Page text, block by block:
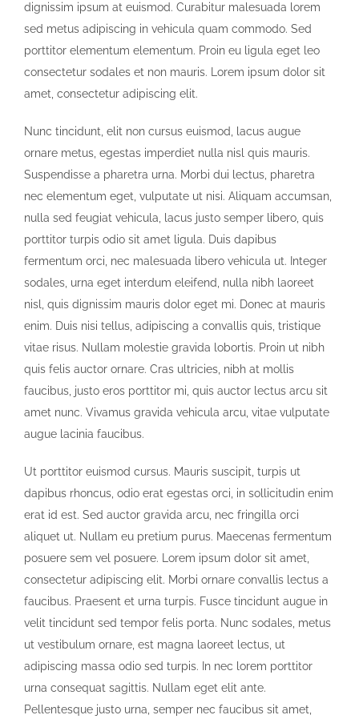
dignissim ipsum at euismod. Curabitur malesuada lorem
sed metus adipiscing in vehicula quam commodo. Sed
porttitor elementum elementum. Proin eu ligula eget leo
consectetur sodales et non mauris. Lorem ipsum dolor sit
amet, consectetur adipiscing elit.
Nunc tincidunt, elit non cursus euismod, lacus augue
ornare metus, egestas imperdiet nulla nisl quis mauris.
Suspendisse a pharetra urna. Morbi dui lectus, pharetra
nec elementum eget, vulputate ut nisi. Aliquam accumsan,
nulla sed feugiat vehicula, lacus justo semper libero, quis
porttitor turpis odio sit amet ligula. Duis dapibus
fermentum orci, nec malesuada libero vehicula ut. Integer
sodales, urna eget interdum eleifend, nulla nibh laoreet
nisl, quis dignissim mauris dolor eget mi. Donec at mauris
enim. Duis nisi tellus, adipiscing a convallis quis, tristique
vitae risus. Nullam molestie gravida lobortis. Proin ut nibh
quis felis auctor ornare. Cras ultricies, nibh at mollis
faucibus, justo eros porttitor mi, quis auctor lectus arcu sit
amet nunc. Vivamus gravida vehicula arcu, vitae vulputate
augue lacinia faucibus.
Ut porttitor euismod cursus. Mauris suscipit, turpis ut
dapibus rhoncus, odio erat egestas orci, in sollicitudin enim
erat id est. Sed auctor gravida arcu, nec fringilla orci
aliquet ut. Nullam eu pretium purus. Maecenas fermentum
posuere sem vel posuere. Lorem ipsum dolor sit amet,
consectetur adipiscing elit. Morbi ornare convallis lectus a
faucibus. Praesent et urna turpis. Fusce tincidunt augue in
velit tincidunt sed tempor felis porta. Nunc sodales, metus
ut vestibulum ornare, est magna laoreet lectus, ut
adipiscing massa odio sed turpis. In nec lorem porttitor
urna consequat sagittis. Nullam eget elit ante.
Pellentesque justo urna, semper nec faucibus sit amet,